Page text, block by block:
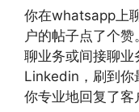
你在whatsapp上
户的帖子点了个
聊业务或间接聊业
Linkedin，刷到你
你专业地回复了客